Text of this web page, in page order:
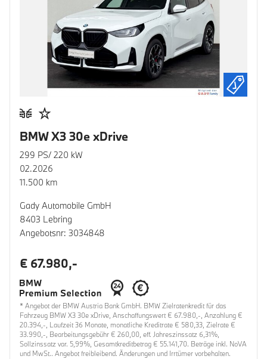
BMW X3 30e xDrive
299 PS/ 220 kW
02.2026
11.500 km
Gady Automobile GmbH
8403 Lebring
Angebotsnr: 3034848
€ 67.980,-
* Angebot der BMW Austria Bank GmbH. BMW Zielratenkredit für das
Fahrzeug BMW X3 30e xDrive, Anschaffungswert € 67.980,-, Anzahlung €
20.394,-, Laufzeit 36 Monate, monatliche Kreditrate € 580,33, Zielrate €
33.990,-, Bearbeitungsgebühr € 260,00, eff. Jahreszinssatz 6,31%,
Sollzinssatz var. 5,99%, Gesamtkreditbetrag € 55.141,70. Beträge inkl. NoVA
und MwSt.. Angebot freibleibend. Änderungen und Irrtümer vorbehalten.